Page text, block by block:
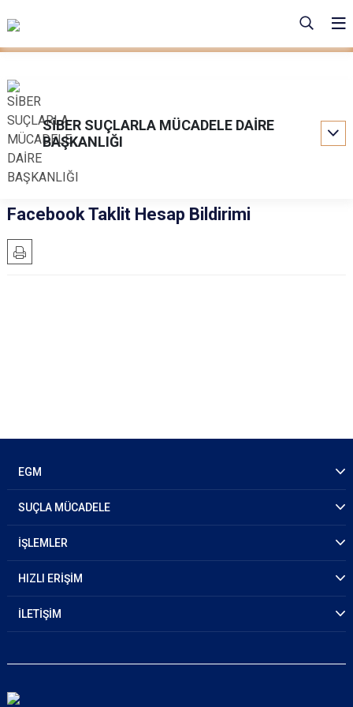
SİBER SUÇLARLA MÜCADELE DAİRE
BAŞKANLIĞI
Facebook Taklit Hesap Bildirimi
EGM
SUÇLA MÜCADELE
İŞLEMLER
HIZLI ERİŞİM
İLETİŞİM